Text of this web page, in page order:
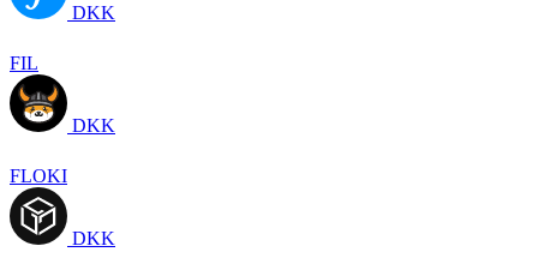
DKK
FIL
DKK
FLOKI
DKK